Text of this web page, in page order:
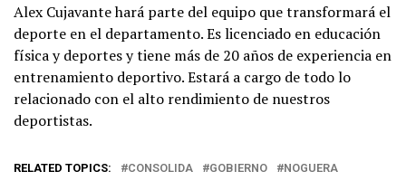
Alex Cujavante hará parte del equipo que transformará el
deporte en el departamento. Es licenciado en educación
física y deportes y tiene más de 20 años de experiencia en
entrenamiento deportivo. Estará a cargo de todo lo
relacionado con el alto rendimiento de nuestros
deportistas.
RELATED TOPICS: CONSOLIDA GOBIERNO NOGUERA